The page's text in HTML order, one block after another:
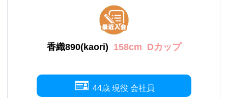
香織890(kaori) 158cm Dカップ
44歳 現役 会社員